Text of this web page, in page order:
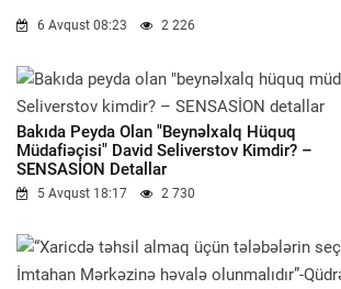
6 Avqust 08:23 2 226
Bakıda Peyda Olan "beynəlxalq Hüquq
Müdafiəçisi" David Seliverstov Kimdir? –
SENSASİON Detallar
5 Avqust 18:17 2 730